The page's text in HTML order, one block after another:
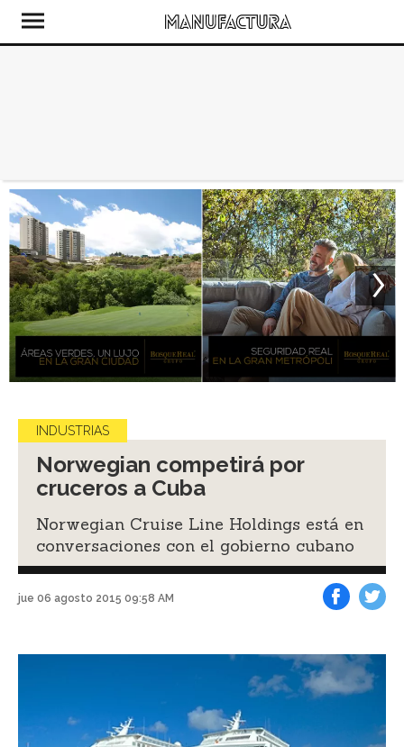
INDUSTRIAS
Norwegian competirá por
cruceros a Cuba
Norwegian Cruise Line Holdings está en
conversaciones con el gobierno cubano
jue 06 agosto 2015 09:58 AM